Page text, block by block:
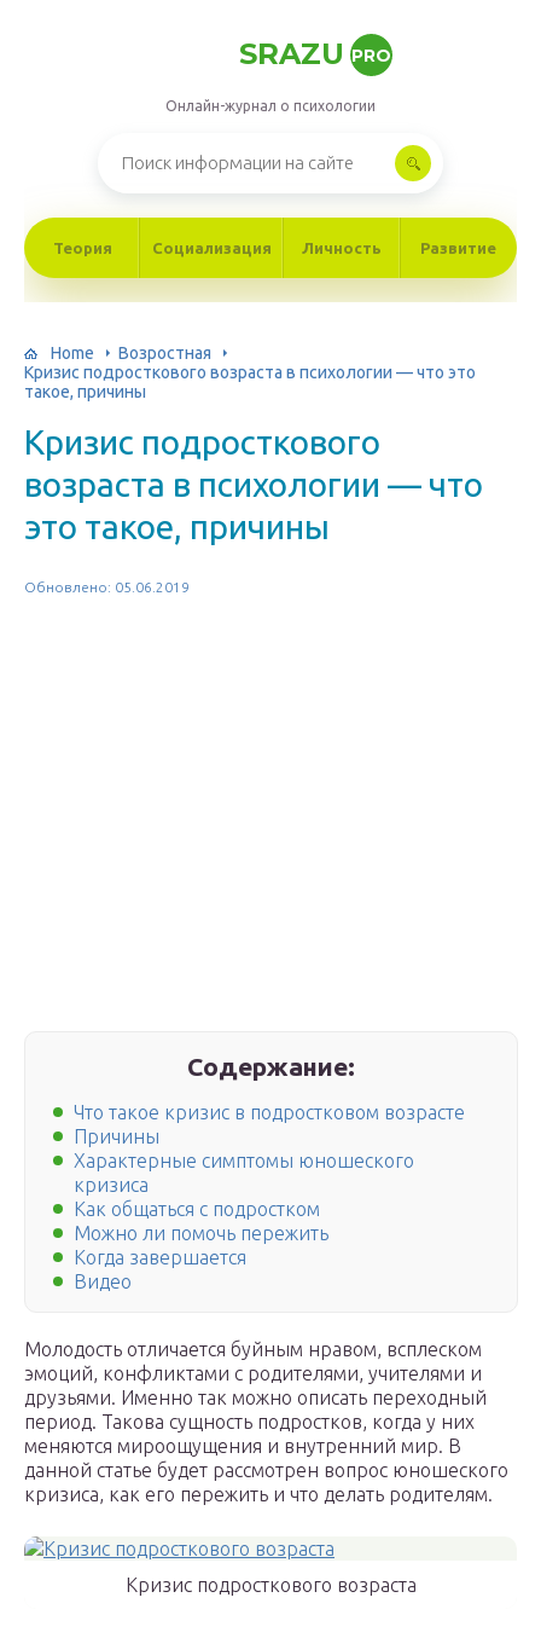
SRAZU PRO
Онлайн-журнал о психологии
Теория Социализация Личность Развитие
Home
Возростная
Кризис подросткового возраста в психологии — что это
такое, причины
Кризис подросткового
возраста в психологии — что
это такое, причины
Обновлено: 05.06.2019
Содержание:
Что такое кризис в подростковом возрасте
Причины
Характерные симптомы юношеского
кризиса
Как общаться с подростком
Можно ли помочь пережить
Когда завершается
Видео
Молодость отличается буйным нравом, всплеском
эмоций, конфликтами с родителями, учителями и
друзьями. Именно так можно описать переходный
период. Такова сущность подростков, когда у них
меняются мироощущения и внутренний мир. В
данной статье будет рассмотрен вопрос юношеского
кризиса, как его пережить и что делать родителям.
Кризис подросткового возраста